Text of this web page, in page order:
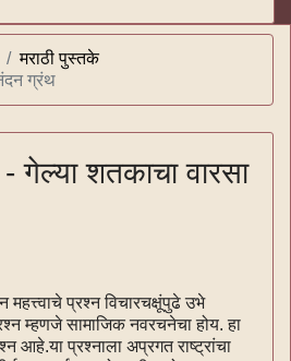
मराठी पुस्तके
ग्रंथ
शतकाचा वारसा
महत्त्वाचे प्रश्न विचारचक्षूंपुढे उभे
म्हणजे सामाजिक नवरचनेचा होय. हा
आहे.या प्रश्नाला अप्रगत राष्ट्रांचा